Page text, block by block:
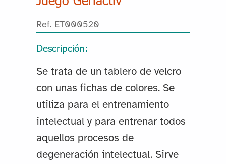
Ref. ET000520
Descripción:
Se trata de un tablero de velcro
con unas fichas de colores. Se
utiliza para el entrenamiento
intelectual y para entrenar todos
aquellos procesos de
degeneración intelectual. Sirve